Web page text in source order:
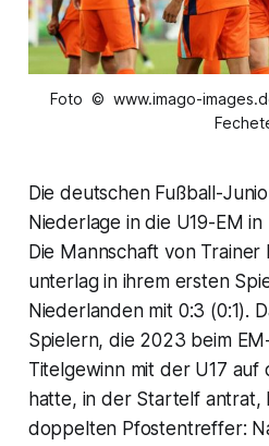
Foto © www.imago-
Die deutschen Fußball-
Niederlage in die U19-EM
Die Mannschaft von Trainer
unterlag in ihrem ersten
Niederlanden mit 0:3 (0:1).
Spielern, die 2023 beim
Titelgewinn mit der U17 auf
hatte, in der Startelf antrat,
doppelten Pfostentreffer: